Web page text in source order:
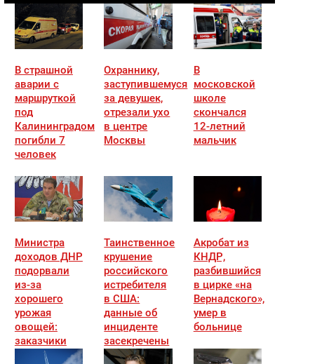
В страшной
аварии с
маршруткой
под
Калининградом
погибли 7
человек
Охраннику,
заступившемуся
за девушек,
отрезали ухо
в центре
Москвы
В
московской
школе
скончался
12-летний
мальчик
Министра
доходов ДНР
подорвали
из-за
хорошего
урожая
овощей:
заказчики
известны
Таинственное
крушение
российского
истребителя
в США:
данные об
инциденте
засекречены
Акробат из
КНДР,
разбившийся
в цирке «на
Вернадского»,
умер в
больнице